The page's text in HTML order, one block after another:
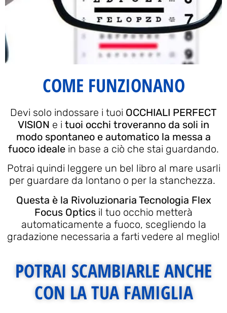
COME FUNZIONANO
Devi solo indossare i tuoi OCCHIALI PERFECT
VISION e i tuoi occhi troveranno da soli in
modo spontaneo e automatico la messa a
fuoco ideale in base a ciò che stai guardando.
Potrai quindi leggere un bel libro al mare usarli
per guardare da lontano o per la stanchezza.
Questa è la Rivoluzionaria Tecnologia Flex
Focus Optics il tuo occhio metterà
automaticamente a fuoco, scegliendo la
gradazione necessaria a farti vedere al meglio!
POTRAI SCAMBIARLE ANCHE
CON LA TUA FAMIGLIA